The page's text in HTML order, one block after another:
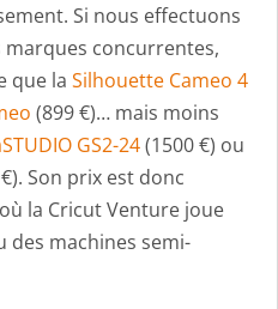
Si nous effectuons
marques concurrentes,
que la Silhouette Cameo 4
(899 €)… mais moins
GS2-24(1500 €) ou
Son prix est donc
la Cricut Venture joue
des machines semi-